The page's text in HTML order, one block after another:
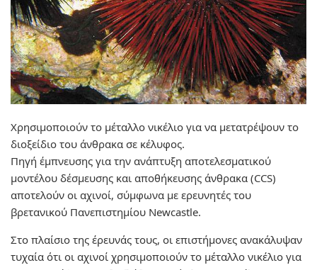
Χρησιμοποιούν το μέταλλο νικέλιο για να μετατρέψουν το
διοξείδιο του άνθρακα σε κέλυφος.
Πηγή έμπνευσης για την ανάπτυξη αποτελεσματικού
μοντέλου δέσμευσης και αποθήκευσης άνθρακα (CCS)
αποτελούν οι αχινοί, σύμφωνα με ερευνητές του
βρετανικού Πανεπιστημίου Newcastle.
Στο πλαίσιο της έρευνάς τους, οι επιστήμονες ανακάλυψαν
τυχαία ότι οι αχινοί χρησιμοποιούν το μέταλλο νικέλιο για